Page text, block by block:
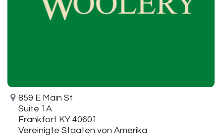
859 E Main St
Suite 1A
Frankfort KY 40601
Vereinigte Staaten von Amerika